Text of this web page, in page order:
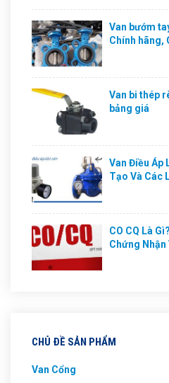
Van bướm
Chính hãng,
Van bi thép
bảng giá
Van Điều Áp
Tạo Và Các
CO CQ Là
Chứng Nhận
CHỦ ĐỀ SẢN PHẨM
Van Cổng